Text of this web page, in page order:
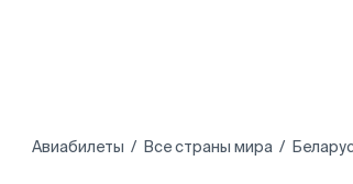
Авиабилеты Все страны мира